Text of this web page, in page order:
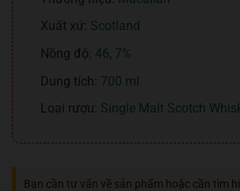
Xuất xứ: Scotland
Nồng độ: 46, 7%
Dung tích: 700 ml
Loại rượu: Single Malt Scotch
Bạn cần tư vấn về sản phẩm hoặc cần tìm